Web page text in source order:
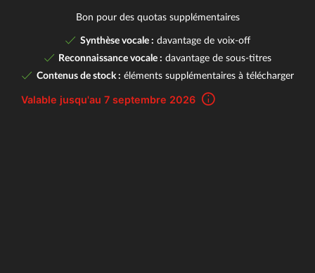
Bon pour des quotas supplémentaires
Synthèse vocale : davantage de voix-off
Reconnaissance vocale : davantage de sous-titres
Contenus de stock : éléments supplémentaires à télécharger
Valable jusqu'au 7 septembre 2026